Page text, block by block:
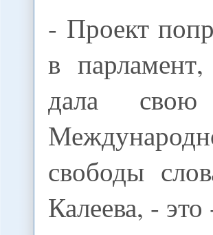
- Проект
в
дала свою
свободы
Калеева, -